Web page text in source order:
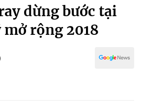
trí
dừng bước tại
rộng 2018